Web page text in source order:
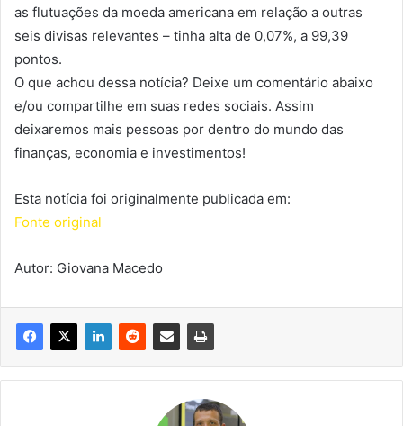
as flutuações da moeda americana em relação a outras
seis divisas relevantes – tinha alta de 0,07%, a 99,39
pontos.
O que achou dessa notícia? Deixe um comentário abaixo
e/ou compartilhe em suas redes sociais. Assim
deixaremos mais pessoas por dentro do mundo das
finanças, economia e investimentos!
Esta notícia foi originalmente publicada em:
Fonte original
Autor: Giovana Macedo